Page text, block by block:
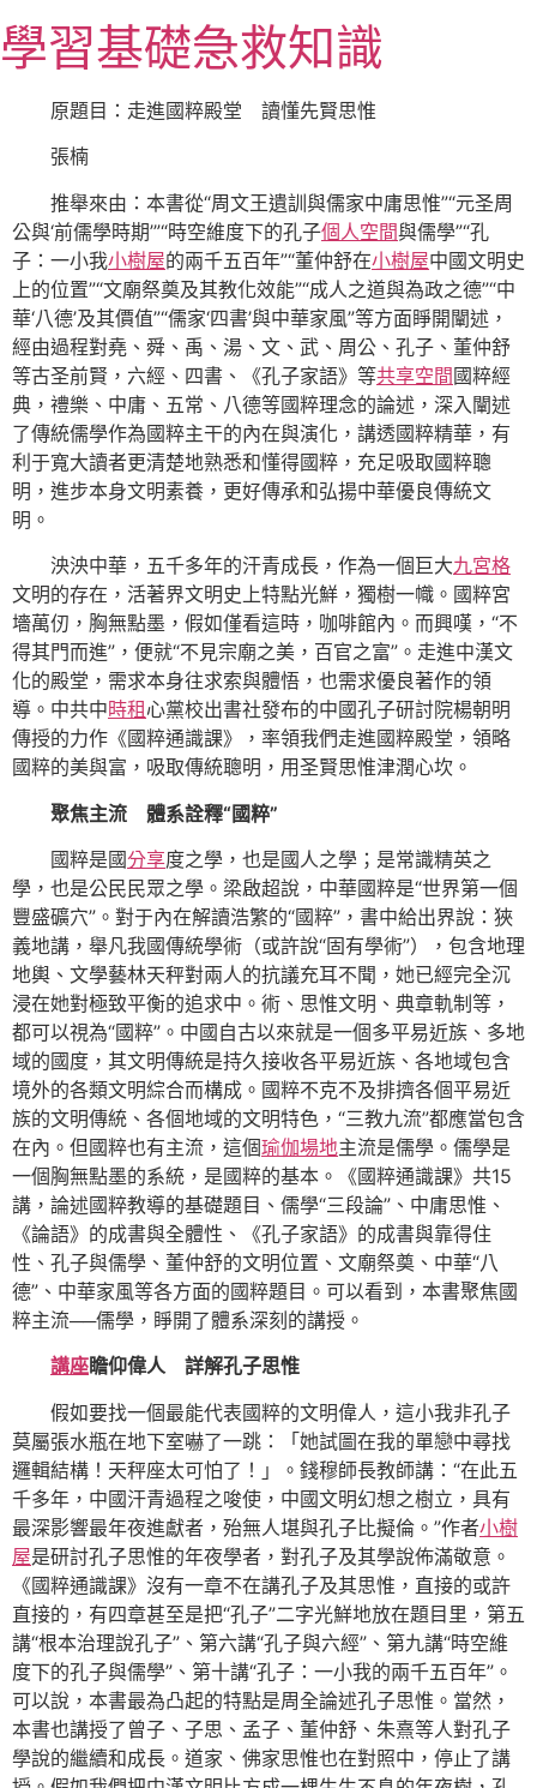
至
主
學習基礎急救知識
原題目：走進國粹殿堂 讀懂先賢思惟
張楠
推舉來由：本書從“周文王遺訓與儒家中庸思惟”“元圣周
公與‘前儒學時期’”“時空維度下的孔子個人空間與儒學”“孔
子：一小我小樹屋的兩千五百年”“董仲舒在小樹屋中國文明史
上的位置”“文廟祭奠及其教化效能”“成人之道與為政之德”“中
華‘八德’及其價值”“儒家‘四書’與中華家風”等方面睜開闡述，
經由過程對堯、舜、禹、湯、文、武、周公、孔子、董仲舒
等古圣前賢，六經、四書、《孔子家語》等共享空間國粹經
典，禮樂、中庸、五常、八德等國粹理念的論述，深入闡述
了傳統儒學作為國粹主干的內在與演化，講透國粹精華，有
利于寬大讀者更清楚地熟悉和懂得國粹，充足吸取國粹聰
明，進步本身文明素養，更好傳承和弘揚中華優良傳統文
明。
泱泱中華，五千多年的汗青成長，作為一個巨大九宮格
文明的存在，活著界文明史上特點光鮮，獨樹一幟。國粹宮
墻萬仞，胸無點墨，假如僅看這時，咖啡館內。而興嘆，“不
得其門而進”，便就“不見宗廟之美，百官之富”。走進中漢文
化的殿堂，需求本身往求索與體悟，也需求優良著作的領
導。中共中時租 心黨校出書社發布的中國孔子研討院楊朝明
傳授的力作《國粹通識課》，率領我們走進國粹殿堂，領略
國粹的美與富，吸取傳統聰明，用圣賢思惟津潤心坎。
聚焦主流 體系詮釋“國粹”
國粹是國分享度之學，也是國人之學；是常識精英之
學，也是公民民眾之學。梁啟超說，中華國粹是“世界第一個
豐盛礦穴”。對于內在解讀浩繁的“國粹”，書中給出界說：狹
義地講，舉凡我國傳統學術（或許說“固有學術”），包含地理
地輿、文學藝林天秤對兩人的抗議充耳不聞，她已經完全沉
浸在她對極致平衡的追求中。術、思惟文明、典章軌制等，
都可以視為“國粹”。中國自古以來就是一個多平易近族、多地
域的國度，其文明傳統是持久接收各平易近族、各地域包含
境外的各類文明綜合而構成。國粹不克不及排擠各個平易近
族的文明傳統、各個地域的文明特色，“三教九流”都應當包含
在內。但國粹也有主流，這個瑜伽場地主流是儒學。儒學是
一個胸無點墨的系統，是國粹的基本。《國粹通識課》共15
講，論述國粹教導的基礎題目、儒學“三段論”、中庸思惟、
《論語》的成書與全體性、《孔子家語》的成書與靠得住
性、孔子與儒學、董仲舒的文明位置、文廟祭奠、中華“八
德”、中華家風等各方面的國粹題目。可以看到，本書聚焦國
粹主流──儒學，睜開了體系深刻的講授。
講座瞻仰偉人 詳解孔子思惟
假如要找一個最能代表國粹的文明偉人，這小我非孔子
莫屬張水瓶在地下室嚇了一跳：「她試圖在我的單戀中尋找
邏輯結構！天秤座太可怕了！」。錢穆師長教師講：“在此五
千多年，中國汗青過程之唆使，中國文明幻想之樹立，具有
最深影響最年夜進獻者，殆無人堪與孔子比擬倫。”作者小樹
屋是研討孔子思惟的年夜學者，對孔子及其學說佈滿敬意。
《國粹通識課》沒有一章不在講孔子及其思惟，直接的或許
直接的，有四章甚至是把“孔子”二字光鮮地放在題目里，第五
講“根本治理說孔子”、第六講“孔子與六經”、第九講“時空維
度下的孔子與儒學”、第十講“孔子：一小我的兩千五百年”。
可以說，本書最為凸起的特點是周全論述孔子思惟。當然，
本書也講授了曾子、子思、孟子、董仲舒、朱熹等人對孔子
學說的繼續和成長。道家、佛家思惟也在對照中，停止了講